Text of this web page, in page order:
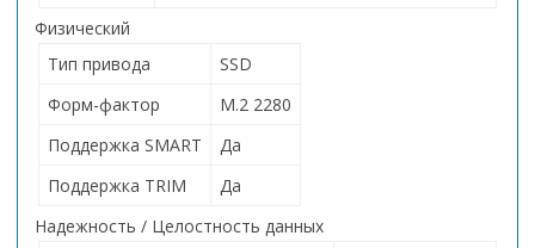
Физический
Тип привода
SSD
Форм-фактор
М.2 2280
Поддержка SMART
Да
Поддержка TRIM
Да
Надежность / Целостность данных